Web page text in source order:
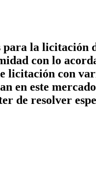
para la
con lo
licitación con
en este
de resolver